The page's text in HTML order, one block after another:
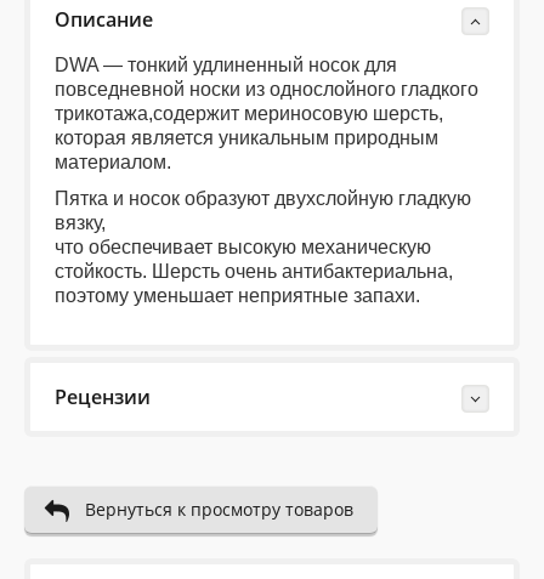
Описание
DWA — тонкий удлиненный носок для
повседневной носки из однослойного гладкого
трикотажа,содержит мериносовую шерсть,
которая является уникальным природным
материалом.
Пятка и носок образуют двухслойную гладкую
вязку,
что обеспечивает высокую механическую
стойкость. Шерсть очень антибактериальна,
поэтому уменьшает неприятные запахи.
Рецензии
Еще нет отзывов об этом товаре.
Вернуться к просмотру товаров